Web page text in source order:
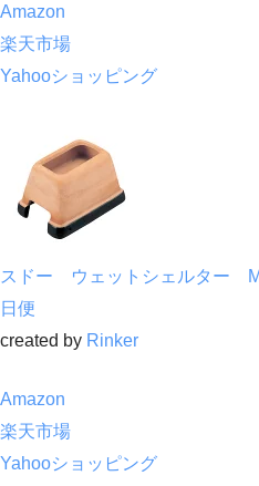
Amazon
楽天市場
Yahooショッピング
スドー ウェットシェルター
日便
created by Rinker
Amazon
楽天市場
Yahooショッピング